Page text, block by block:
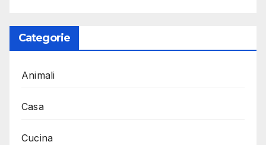
Categorie
Animali
Casa
Cucina